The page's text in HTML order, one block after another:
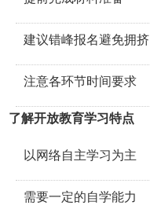
建议错峰报名避免拥挤
注意各环节时间要求
了解开放教育学习特点
以网络自主学习为主
需要一定的自学能力